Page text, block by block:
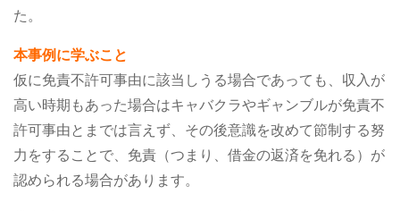
た。
本事例に学ぶこと
仮に免責不許可事由に該当しうる場合であっても、収入が
高い時期もあった場合はキャバクラやギャンブルが免責不
許可事由とまでは言えず、その後意識を改めて節制する努
力をすることで、免責（つまり、借金の返済を免れる）が
認められる場合があります。